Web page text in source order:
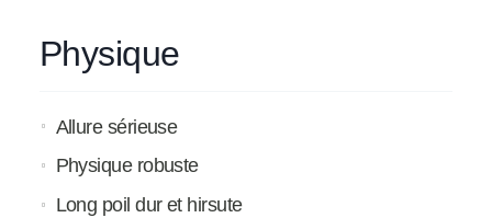
Physique
Allure sérieuse
Physique robuste
Long poil dur et hirsute